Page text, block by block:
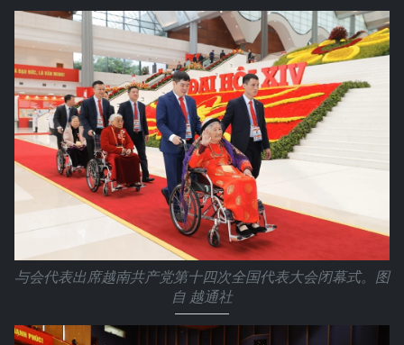
与会代表出席越南共产党第十四次全国代表大会闭幕式。图
自 越通社